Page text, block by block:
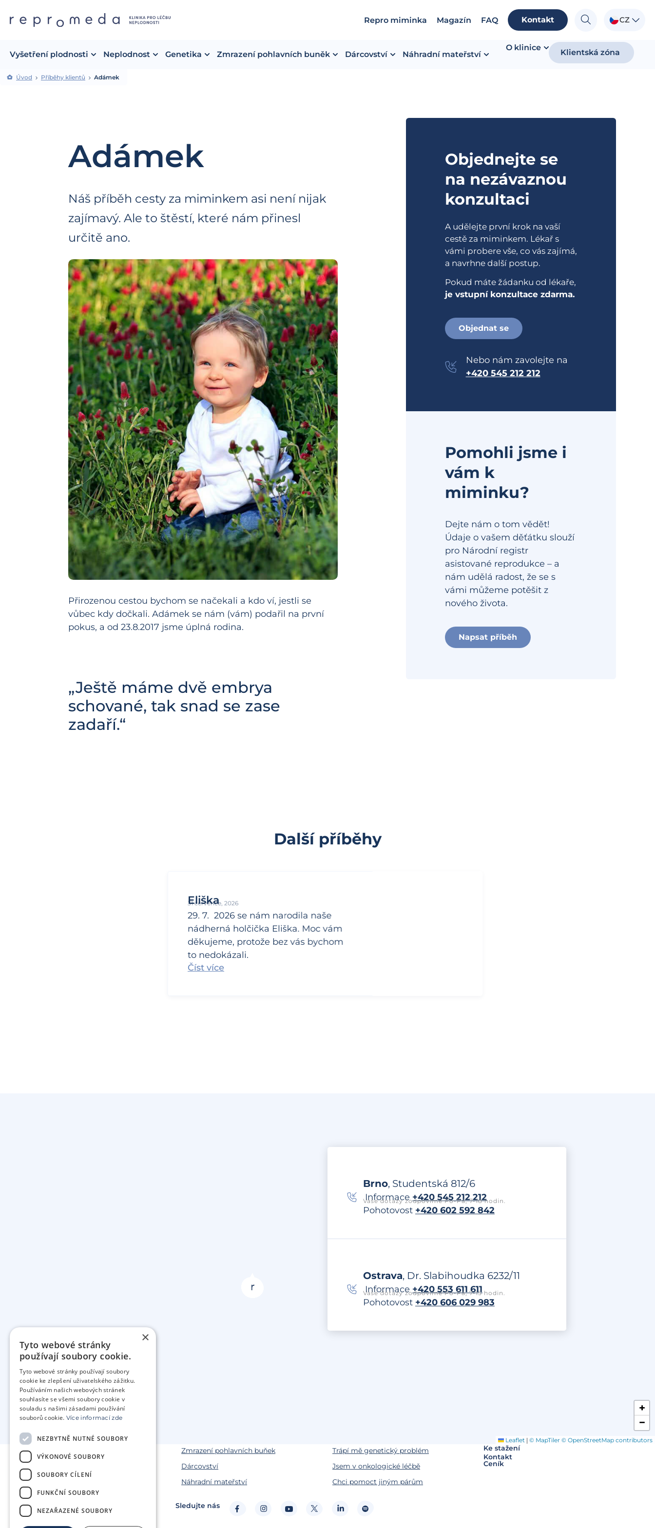
Repro miminka Magazín FAQ Kontakt CZ
Vyšetření plodnosti Neplodnost Genetika Zmrazení pohlavních buněk Dárcovství Náhradní mateřství
O klinice
Klientská zóna
Úvod Příběhy klientů Adámek
Adámek
Náš příběh cesty za miminkem asi není nijak
zajímavý. Ale to štěstí, které nám přinesl
určitě ano.
Přirozenou cestou bychom se načekali a kdo ví, jestli se
vůbec kdy dočkali. Adámek se nám (vám) podařil na první
pokus, a od 23.8.2017 jsme úplná rodina.
„Ještě máme dvě embrya
schované, tak snad se zase
zadaří.“
Objednejte se
na nezávaznou
konzultaci
A udělejte první krok na vaší
cestě za miminkem. Lékař s
vámi probere vše, co vás zajímá,
a navrhne další postup.
Pokud máte žádanku od lékaře,
je vstupní konzultace zdarma.
Objednat se
Nebo nám zavolejte na
+420 545 212 212
Pomohli jsme i
vám k
miminku?
Dejte nám o tom vědět!
Údaje o vašem děťátku slouží
pro Národní registr
asistované reprodukce – a
nám udělá radost, že se s
vámi můžeme potěšit z
nového života.
Napsat příběh
Další příběhy
Eliška
31 července, 2026
29. 7. 2026 se nám narodila naše
nádherná holčička Eliška. Moc vám
děkujeme, protože bez vás bychom
to nedokázali.
Číst více
+
−
Leaflet | © MapTiler © OpenStreetMap contributors
Brno, Studentská 812/6
Informace+420 545 212 212
Vaše dotazy zodpovíme Po-Pá, 7-18 hodin.
Pohotovost +420 602 592 842
Ostrava, Dr. Slabihoudka 6232/11
Informace+420 553 611 611
Vaše dotazy zodpovíme Po-Pá, 7-15 hodin.
Pohotovost +420 606 029 983
Zmrazení pohlavních buňek
Dárcovství
Náhradní mateřství
Trápí mě genetický problém
Jsem v onkologické léčbě
Chci pomoct jiným párům
Často kladené dotazy
Ke stažení
Kontakt
Ceník
Sledujte nás
×
Tyto webové stránky
používají soubory cookie.
Tyto webové stránky používají soubory
cookie ke zlepšení uživatelského zážitku.
Používáním našich webových stránek
souhlasíte se všemi soubory cookie v
souladu s našimi zásadami používání
souborů cookie. Více informací zde
NEZBYTNĚ NUTNÉ SOUBORY
VÝKONOVÉ SOUBORY
SOUBORY CÍLENÍ
FUNKČNÍ SOUBORY
NEZAŘAZENÉ SOUBORY